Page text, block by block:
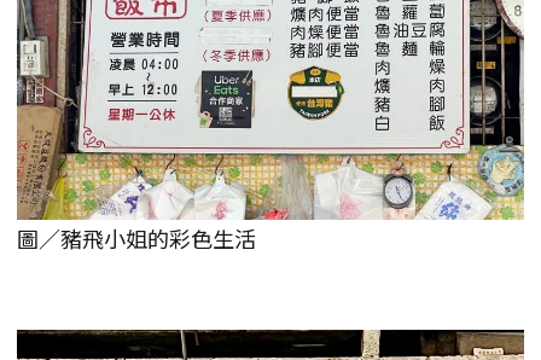
圖／豬飛小姐的彩色生活